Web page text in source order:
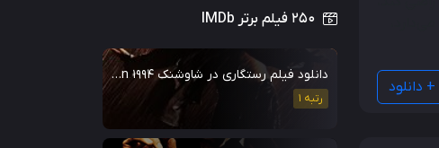
دانلود
دانلود فیلم رستگاری در شاوشنک The Shawshank Redemption 1994
رتبه 1